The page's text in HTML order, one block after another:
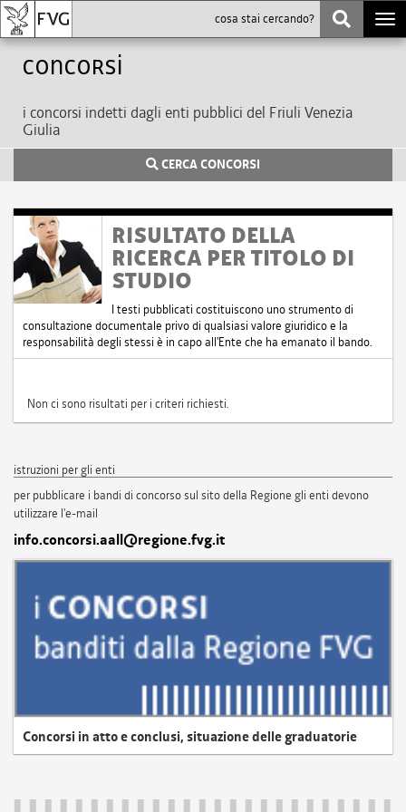
Concorsi
i concorsi indetti dagli enti pubblici del Friuli Venezia
Giulia
CERCA CONCORSI
RISULTATO DELLA
RICERCA PER TITOLO DI
STUDIO
I testi pubblicati costituiscono uno strumento di
consultazione documentale privo di qualsiasi valore giuridico e la
responsabilità degli stessi è in capo all'Ente che ha emanato il bando.
Non ci sono risultati per i criteri richiesti.
istruzioni per gli enti
per pubblicare i bandi di concorso sul sito della Regione gli enti devono
utilizzare l'e-mail
info.concorsi.aall@regione.fvg.it
Concorsi in atto e conclusi, situazione delle graduatorie